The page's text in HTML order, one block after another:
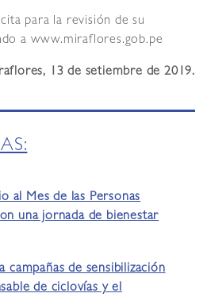
para la revisión de su
a www.miraflores.gob.pe
13 de setiembre de 2019.
al Mes de las Personas
una jornada de bienestar
de sensibilización
de ciclovías y el